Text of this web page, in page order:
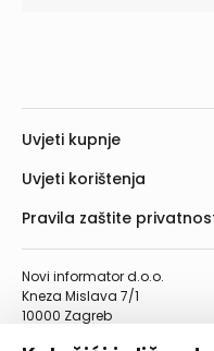
Novi informator d.o.o.
Kneza Mislava 7/1
10000 Zagreb
Uvjeti kupnje
Uvjeti korištenja
Pravila zaštite